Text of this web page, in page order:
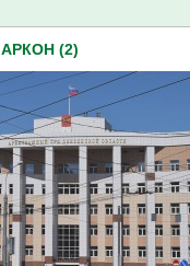
АРКОН (2)